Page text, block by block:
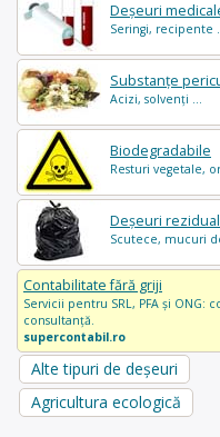
Deșeuri
Seringi, recipente
Substanțe
Acizi, solvenți ...
Biodegradabile
Resturi vegetale,
Deșeuri
Scutece, mucuri
Contabilitate fără griji
Servicii pentru SRL, PFA și ONG:
consultanță.
supercontabil.ro
Alte tipuri de deșeuri
Agricultura ecologică